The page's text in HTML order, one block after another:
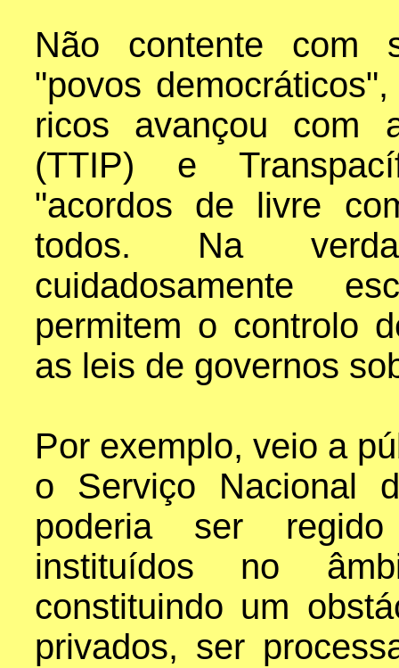
Não contente com
"povos
ricos avançou com
(TTIP) e
"acordos de livre
todos. Na
cuidadosamente
permitem o controlo
as leis de governos
Por exemplo, veio a
o Serviço Nacional
poderia ser
instituídos no
constituindo um
privados, ser